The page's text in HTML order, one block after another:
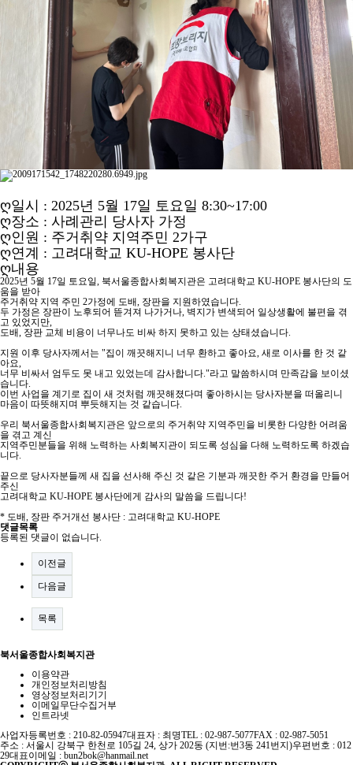
ღ일시 : 2025년 5월 17일 토요일 8:30~17:00
ღ장소 : 사례관리 당사자 가정
ღ인원 : 주거취약 지역주민 2가구
ღ연계 : 고려대학교 KU-HOPE 봉사단
ღ내용
2025년 5월 17일 토요일, 북서울종합사회복지관은 고려대학교 KU-HOPE 봉사단의 도
움을 받아
주거취약 지역 주민 2가정에 도배, 장판을 지원하였습니다.
두 가정은 장판이 노후되어 뜯겨져 나가거나, 벽지가 변색되어 일상생활에 불편을 겪
고 있었지만,
도배, 장판 교체 비용이 너무나도 비싸 하지 못하고 있는 상태셨습니다.
지원 이후 당사자께서는 "집이 깨끗해지니 너무 환하고 좋아요, 새로 이사를 한 것 같
아요,
너무 비싸서 엄두도 못 내고 있었는데 감사합니다."라고 말씀하시며 만족감을 보이셨
습니다.
이번 사업을 계기로 집이 새 것처럼 깨끗해졌다며 좋아하시는 당사자분을 떠올리니
마음이 따뜻해지며 뿌듯해지는 것 같습니다.
우리 북서울종합사회복지관은 앞으로의 주거취약 지역주민을 비롯한 다양한 어려움
을 겪고 계신
지역주민분들을 위해 노력하는 사회복지관이 되도록 성심을 다해 노력하도록 하겠습
니다.
끝으로 당사자분들께 새 집을 선사해 주신 것 같은 기분과 깨끗한 주거 환경을 만들어
주신
고려대학교 KU-HOPE 봉사단에게 감사의 말씀을 드립니다!
* 도배, 장판 주거개선 봉사단 : 고려대학교 KU-HOPE
댓글목록
등록된 댓글이 없습니다.
이전글
다음글
목록
북서울종합사회복지관
이용약관
개인정보처리방침
영상정보처리기기
이메일무단수집거부
인트라넷
사업자등록번호 : 210-82-05947대표자 : 최명TEL : 02-987-5077FAX : 02-987-5051
주소 : 서울시 강북구 한천로 105길 24, 상가 202동 (지번:번3동 241번지)우편번호 : 012
29대표이메일 : bun2bok@hanmail.net